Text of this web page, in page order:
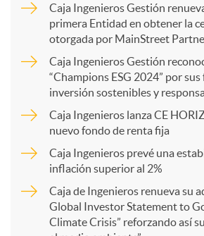
r
Caja Ingenieros Gestión
primera Entidad en obtener la
otorgada por MainStreet
Caja Ingenieros Gestión
“Champions ESG 2024” por
inversión sostenibles y
Caja Ingenieros lanza CE
nuevo fondo de renta fija
Caja Ingenieros prevé una
inflación superior al 2%
Caja de Ingenieros renueva su
Global Investor Statement to
Climate Crisis” reforzando así